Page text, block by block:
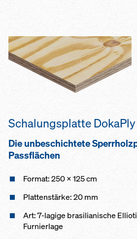
Schalungsplatte
Die unbeschichtete
Passflächen
Format: 250 x 125 cm
Plattenstärke: 20 mm
Art: 7-lagige brasilianische
Furnierlage